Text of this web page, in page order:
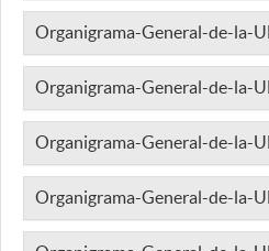
Organigrama-General-de-la-
Organigrama-General-de-la-
Organigrama-General-de-la-
Organigrama-General-de-la-